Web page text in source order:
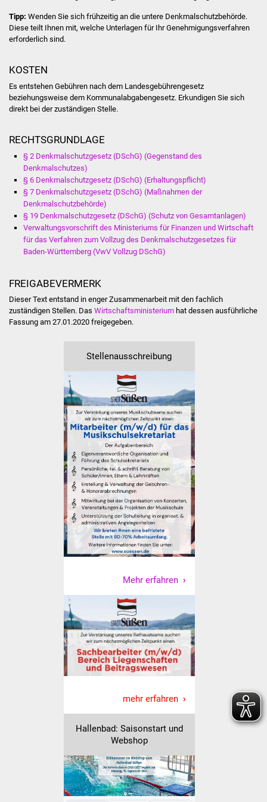
Gesundheit und Notfall
Pflege von Angehörigen
ÖPNV
Bürgerbus (MOBS)
Abfall und Entsorgung
Kultur & Freizeit
Stadtfest
Einrichtungen
Stadtbücherei
Stadtarchiv
Zehntscheuer
Kulturhalle
Vereine und Parteien
Selbsteintrag Vereine
Sportanlagen
Tourismus
Schwäbischer Albtrauf
Route der
Industriekultur
Lebenslagen
Tipp: Wenden Sie sich frühzeitig an die untere Denkmalschutzbehörde.
Diese teilt Ihnen mit, welche Unterlagen für Ihr Genehmigungsverfahren
erforderlich sind.
KOSTEN
Es entstehen Gebühren nach dem Landesgebührengesetz
beziehungsweise dem Kommunalabgabengesetz. Erkundigen Sie sich
direkt bei der zuständigen Stelle.
RECHTSGRUNDLAGE
§ 2 Denkmalschutzgesetz (DSchG) (Gegenstand des
Denkmalschutzes)
§ 6 Denkmalschutzgesetz (DSchG) (Erhaltungspflicht)
§ 7 Denkmalschutzgesetz (DSchG) (Maßnahmen der
Denkmalschutzbehörde)
§ 19 Denkmalschutzgesetz (DSchG) (Schutz von Gesamtanlagen)
Verwaltungsvorschrift des Ministeriums für Finanzen und Wirtschaft
für das Verfahren zum Vollzug des Denkmalschutzgesetzes für
Baden-Württemberg (VwV Vollzug DSchG)
FREIGABEVERMERK
Dieser Text entstand in enger Zusammenarbeit mit den fachlich
zuständigen Stellen. Das Wirtschaftsministeriumhat dessen ausführliche
Fassung am 27.01.2020 freigegeben.
Stellenausschreibung
Mehr erfahren
mehr erfahren
Hallenbad: Saisonstart und
Webshop